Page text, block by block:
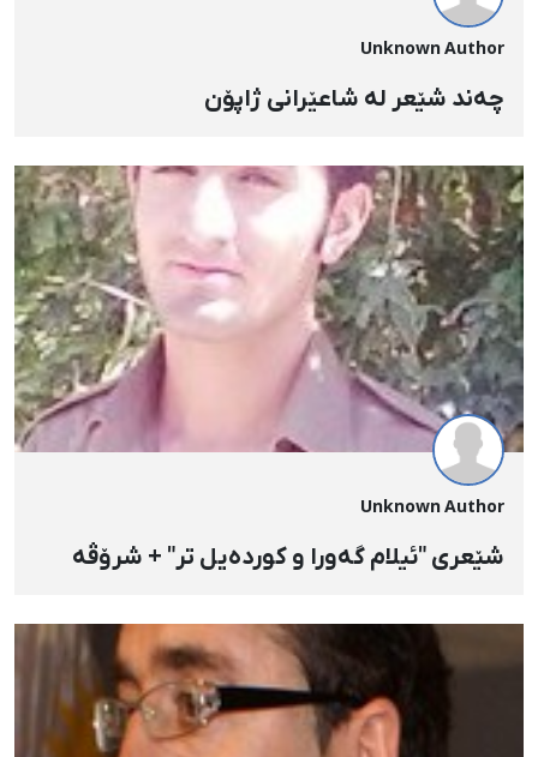
Unknown Author
چەند شێعر لە شاعێرانی ژاپۆن
Unknown Author
شێعری "ئیلام گەورا و كوردەیل تر" + شرۆڤە